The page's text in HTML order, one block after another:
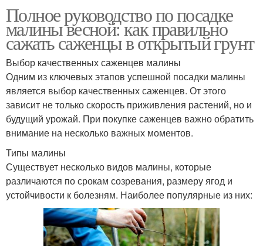
Полное руководство по посадке
малины весной: как правильно
сажать саженцы в открытый грунт
Выбор качественных саженцев малины
Одним из ключевых этапов успешной посадки малины
является выбор качественных саженцев. От этого
зависит не только скорость приживления растений, но и
будущий урожай. При покупке саженцев важно обратить
внимание на несколько важных моментов.
Типы малины
Существует несколько видов малины, которые
различаются по срокам созревания, размеру ягод и
устойчивости к болезням. Наиболее популярные из них: